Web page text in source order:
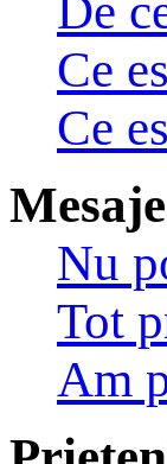
Ce
Ce
Nu
Tot
Am